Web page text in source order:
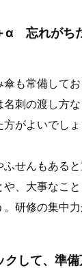
α 忘れがち
も常備して
刺の渡し方
がよいでしょ
せんもある
や、大事なこ
研修の集中力
クして、準